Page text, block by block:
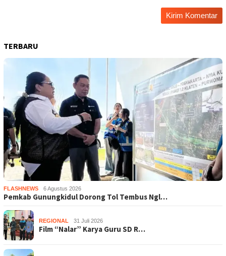
TERBARU
FLASHNEWS 6 Agustus 2026
Pemkab Gunungkidul Dorong Tol Tembus Ngl…
REGIONAL 31 Juli 2026
Film “Nalar” Karya Guru SD R…